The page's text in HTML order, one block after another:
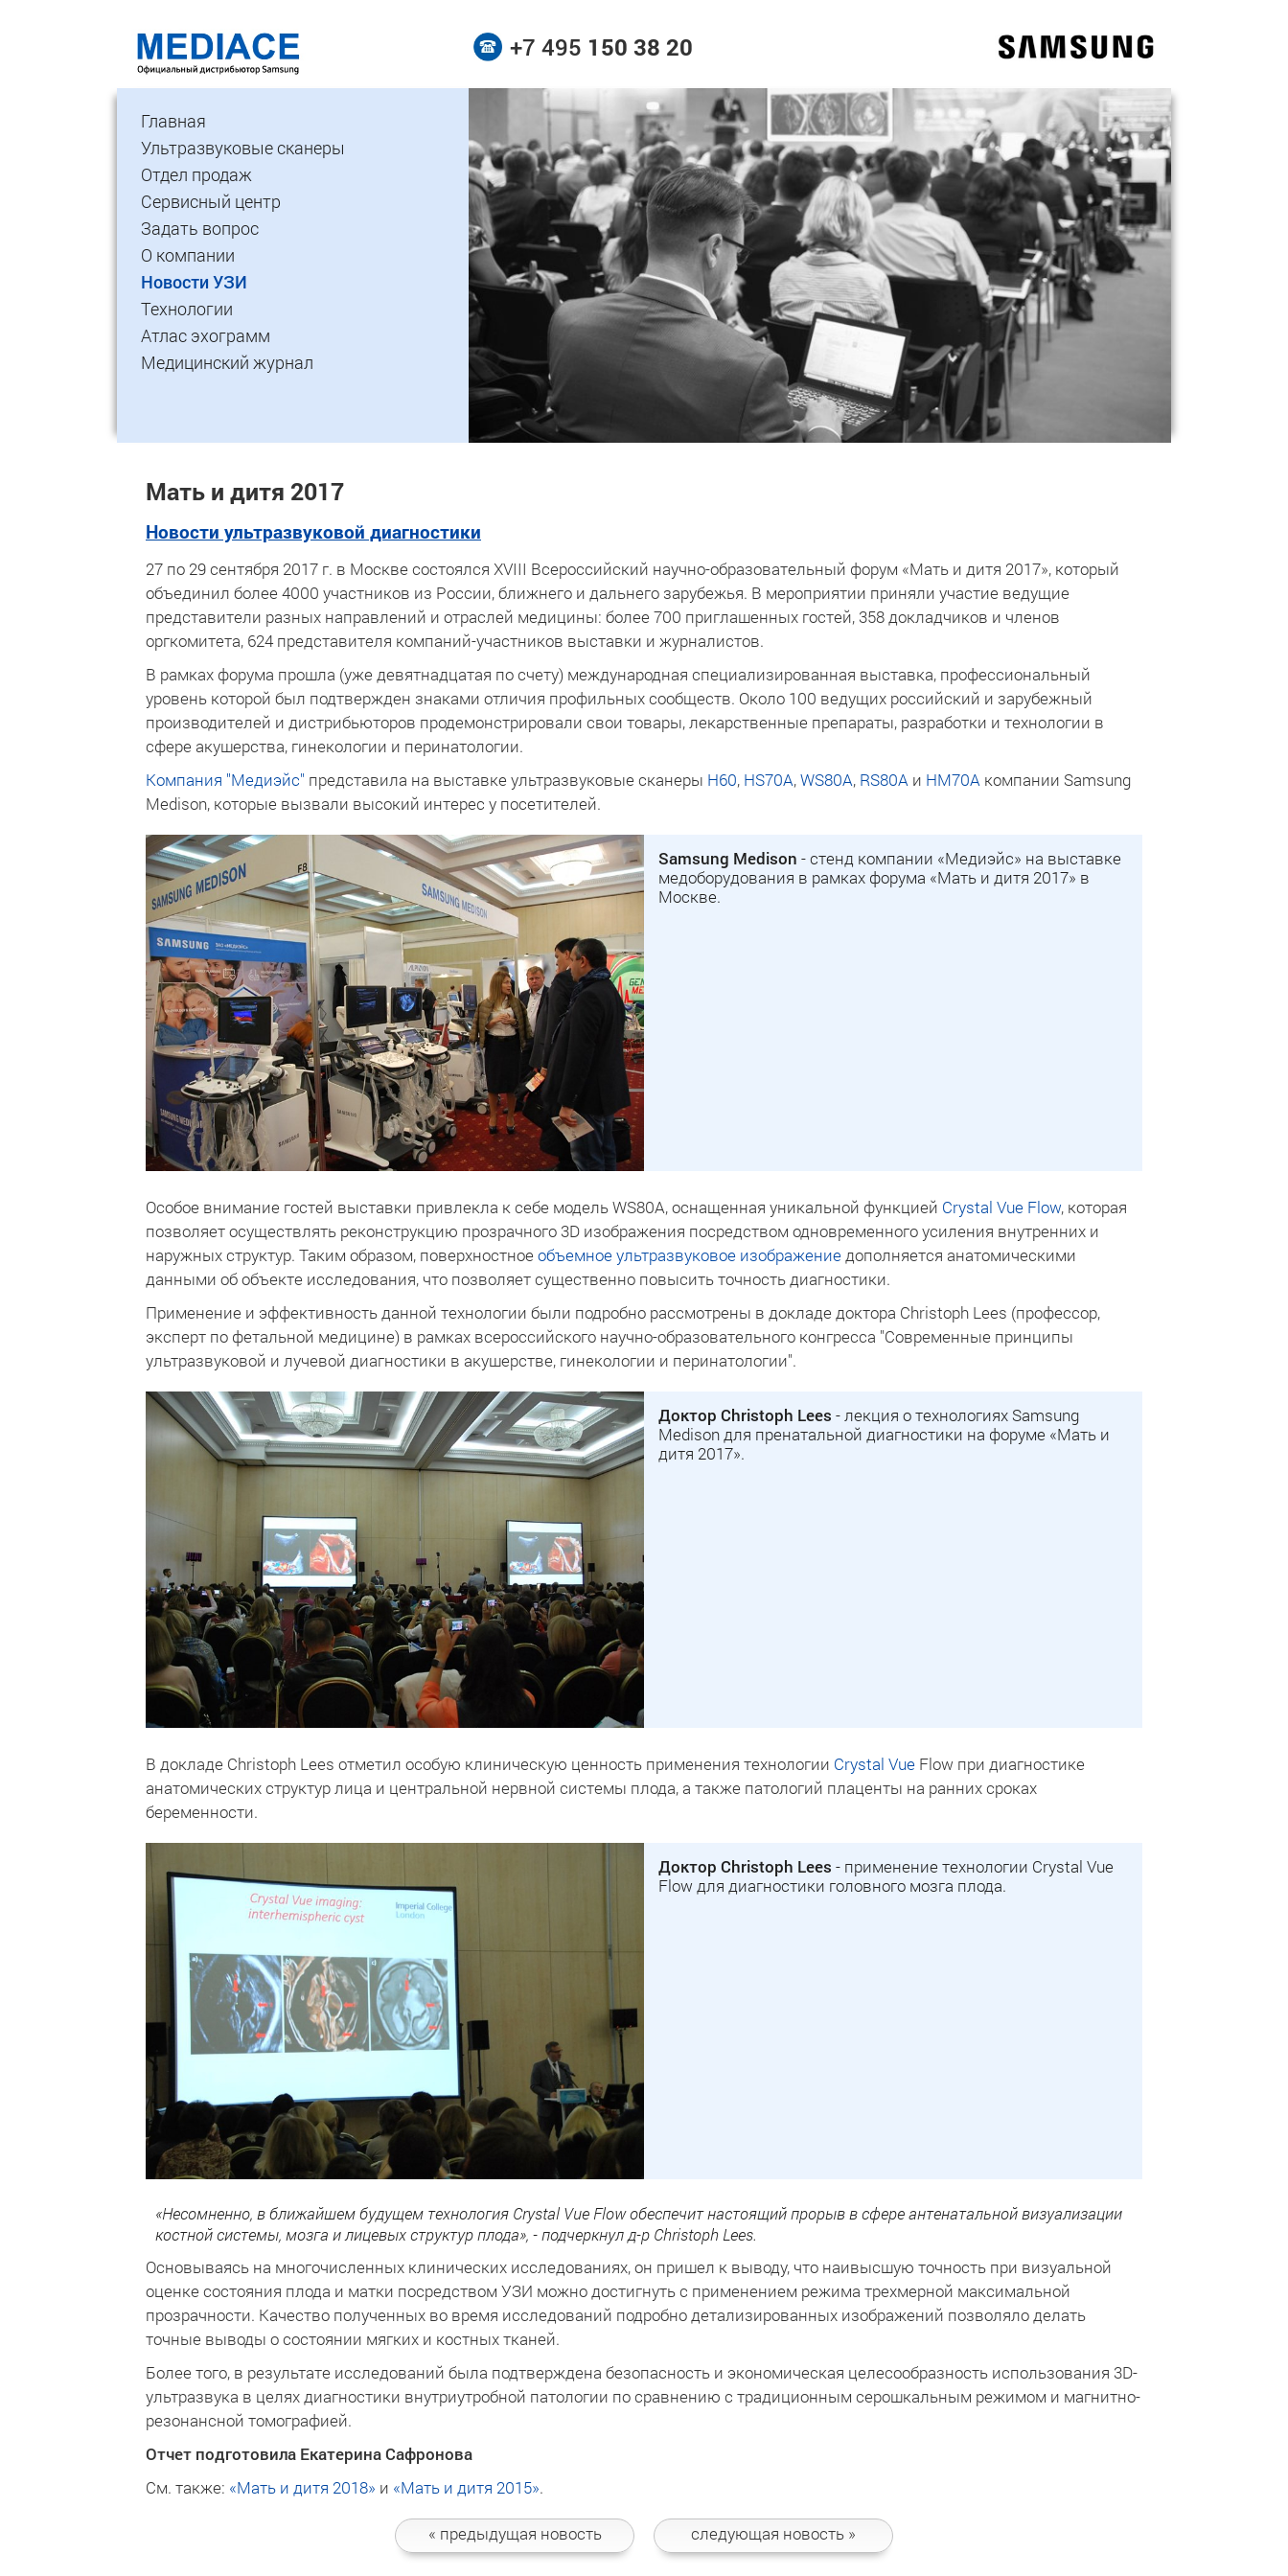
+7 495 150 38 20
Главная
Ультразвуковые сканеры
Отдел продаж
Сервисный центр
Задать вопрос
О компании
Новости УЗИ
Технологии
Атлас эхограмм
Медицинский журнал
Мать и дитя 2017
Новости ультразвуковой диагностики
27 по 29 сентября 2017 г. в Москве состоялся XVIII Всероссийский научно-образовательный форум «Мать и дитя 2017», который
объединил более 4000 участников из России, ближнего и дальнего зарубежья. В мероприятии приняли участие ведущие
представители разных направлений и отраслей медицины: более 700 приглашенных гостей, 358 докладчиков и членов
оргкомитета, 624 представителя компаний-участников выставки и журналистов.
В рамках форума прошла (уже девятнадцатая по счету) международная специализированная выставка, профессиональный
уровень которой был подтвержден знаками отличия профильных сообществ. Около 100 ведущих российский и зарубежный
производителей и дистрибьюторов продемонстрировали свои товары, лекарственные препараты, разработки и технологии в
сфере акушерства, гинекологии и перинатологии.
Компания "Медиэйс" представила на выставке ультразвуковые сканеры H60, HS70A,WS80A, RS80A и HM70A компании Samsung
Medison, которые вызвали высокий интерес у посетителей.
Samsung Medison - стенд компании «Медиэйс» на выставке
медоборудования в рамках форума «Мать и дитя 2017» в
Москве.
Особое внимание гостей выставки привлекла к себе модель WS80A, оснащенная уникальной функцией Crystal Vue Flow, которая
позволяет осуществлять реконструкцию прозрачного 3D изображения посредством одновременного усиления внутренних и
наружных структур. Таким образом, поверхностное объемное ультразвуковое изображениедополняется анатомическими
данными об объекте исследования, что позволяет существенно повысить точность диагностики.
Применение и эффективность данной технологии были подробно рассмотрены в докладе доктора Christoph Lees (профессор,
эксперт по фетальной медицине) в рамках всероссийского научно-образовательного конгресса "Современные принципы
ультразвуковой и лучевой диагностики в акушерстве, гинекологии и перинатологии".
Доктор Christoph Lees - лекция о технологиях Samsung
Medison для пренатальной диагностики на форуме «Мать и
дитя 2017».
В докладе Christoph Lees отметил особую клиническую ценность применения технологии Crystal Vue Flow при диагностике
анатомических структур лица и центральной нервной системы плода, а также патологий плаценты на ранних сроках
беременности.
Доктор Christoph Lees - применение технологии Crystal Vue
Flow для диагностики головного мозга плода.
«Несомненно, в ближайшем будущем технология Crystal Vue Flow обеспечит настоящий прорыв в сфере антенатальной визуализации
костной системы, мозга и лицевых структур плода», - подчеркнул д-р Christoph Lees.
Основываясь на многочисленных клинических исследованиях, он пришел к выводу, что наивысшую точность при визуальной
оценке состояния плода и матки посредством УЗИ можно достигнуть с применением режима трехмерной максимальной
прозрачности. Качество полученных во время исследований подробно детализированных изображений позволяло делать
точные выводы о состоянии мягких и костных тканей.
Более того, в результате исследований была подтверждена безопасность и экономическая целесообразность использования 3D-
ультразвука в целях диагностики внутриутробной патологии по сравнению с традиционным серошкальным режимом и магнитно-
резонансной томографией.
Отчет подготовила Екатерина Сафронова
См. также: «Мать и дитя 2018» и «Мать и дитя 2015».
« предыдущая новость следующая новость »